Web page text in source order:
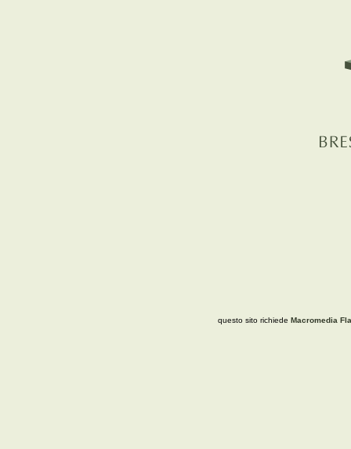
questo sito richiede Macromedia